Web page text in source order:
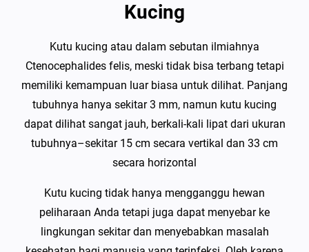
Kucing
Kutu kucing atau dalam sebutan ilmiahnya
Ctenocephalides felis, meski tidak bisa terbang tetapi
memiliki kemampuan luar biasa untuk dilihat. Panjang
tubuhnya hanya sekitar 3 mm, namun kutu kucing
dapat dilihat sangat jauh, berkali-kali lipat dari ukuran
tubuhnya–sekitar 15 cm secara vertikal dan 33 cm
secara horizontal
Kutu kucing tidak hanya mengganggu hewan
peliharaan Anda tetapi juga dapat menyebar ke
lingkungan sekitar dan menyebabkan masalah